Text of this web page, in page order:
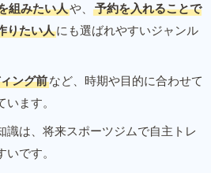
組みたい人や、
予約を入れることで
りたい人にも選ばれやすいジャンル
ング前など、時期や目的に合わせて
ます。
識は、将来スポーツジムで自主トレ
です。